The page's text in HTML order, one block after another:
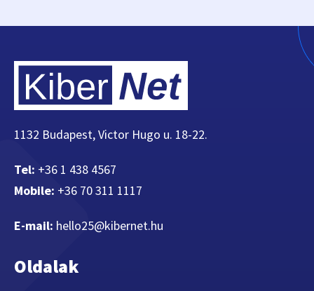
1132 Budapest, Victor Hugo u. 18-22.
Tel: +36 1 438 4567
Mobile: +36 70 311 1117
E-mail: hello25@kibernet.hu
Oldalak